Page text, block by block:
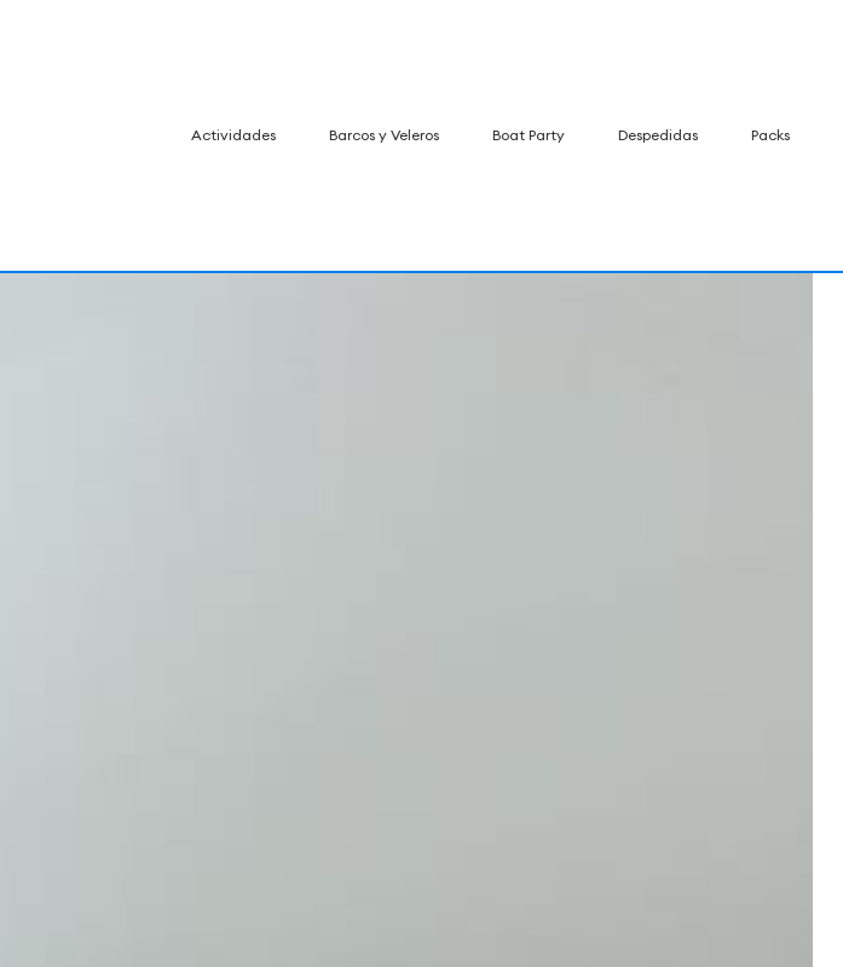
Actividades Barcos y Veleros Boat Party Despedidas Packs